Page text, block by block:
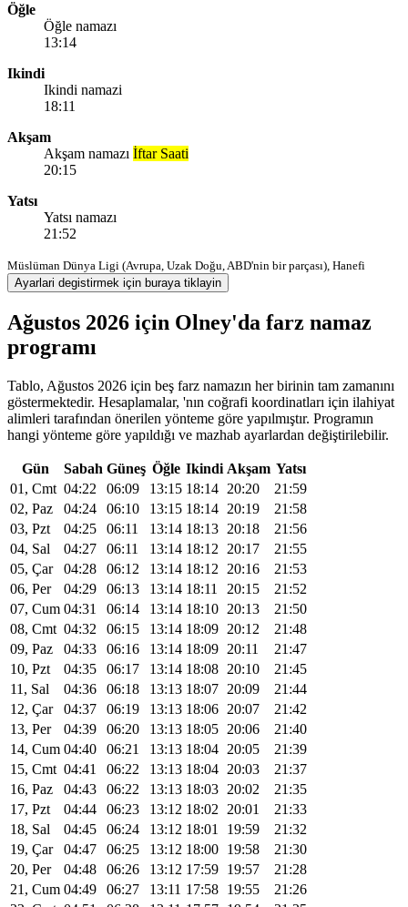
Öğle
Öğle namazı
13:14
Ikindi
Ikindi namazi
18:11
Akşam
Akşam namazı İftar Saati
20:15
Yatsı
Yatsı namazı
21:52
Müslüman Dünya Ligi (Avrupa, Uzak Doğu, ABD'nin bir parçası), Hanefi
Ayarlari degistirmek için buraya tiklayin
Ağustos 2026 için Olney'da farz namaz
programı
Tablo, Ağustos 2026 için beş farz namazın her birinin tam zamanını
göstermektedir. Hesaplamalar, 'nın coğrafi koordinatları için ilahiyat
alimleri tarafından önerilen yönteme göre yapılmıştır. Programın
hangi yönteme göre yapıldığı ve mazhab ayarlardan değiştirilebilir.
Gün Sabah Güneş Öğle Ikindi Akşam Yatsı
01, Cmt 04:22 06:09 13:15 18:14 20:20
21:59
02, Paz
04:24 06:10 13:15 18:14 20:19
21:58
03, Pzt
04:25 06:11 13:14 18:13 20:18
21:56
04, Sal
04:27 06:11 13:14 18:12 20:17
21:55
05, Çar
04:28 06:12 13:14 18:12 20:16
21:53
06, Per
04:29 06:13 13:14 18:11 20:15
21:52
07, Cum 04:31 06:14 13:14 18:10 20:13
21:50
08, Cmt 04:32 06:15 13:14 18:09 20:12
21:48
09, Paz
04:33 06:16 13:14 18:09 20:11
21:47
10, Pzt
04:35 06:17 13:14 18:08 20:10
21:45
11, Sal
04:36 06:18 13:13 18:07 20:09
21:44
12, Çar
04:37 06:19 13:13 18:06 20:07
21:42
13, Per
04:39 06:20 13:13 18:05 20:06
21:40
14, Cum 04:40 06:21 13:13 18:04 20:05
21:39
15, Cmt 04:41 06:22 13:13 18:04 20:03
21:37
16, Paz
04:43 06:22 13:13 18:03 20:02
21:35
17, Pzt
04:44 06:23 13:12 18:02 20:01
21:33
18, Sal
04:45 06:24 13:12 18:01 19:59
21:32
19, Çar
04:47 06:25 13:12 18:00 19:58
21:30
20, Per
04:48 06:26 13:12 17:59 19:57
21:28
21, Cum 04:49 06:27 13:11 17:58 19:55
21:26